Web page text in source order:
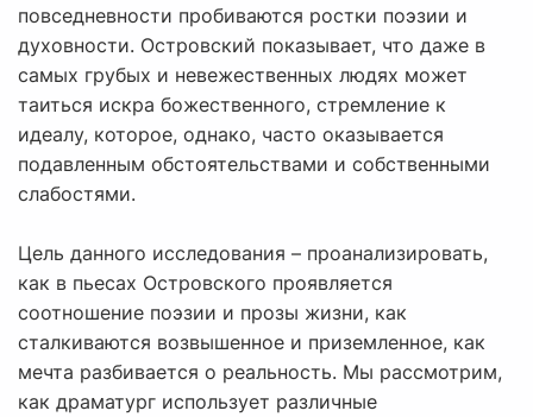
повседневности пробиваются ростки поэзии и
духовности. Островский показывает, что даже в
самых грубых и невежественных людях может
таиться искра божественного, стремление к
идеалу, которое, однако, часто оказывается
подавленным обстоятельствами и собственными
слабостями.
Цель данного исследования – проанализировать,
как в пьесах Островского проявляется
соотношение поэзии и прозы жизни, как
сталкиваются возвышенное и приземленное, как
мечта разбивается о реальность. Мы рассмотрим,
как драматург использует различные